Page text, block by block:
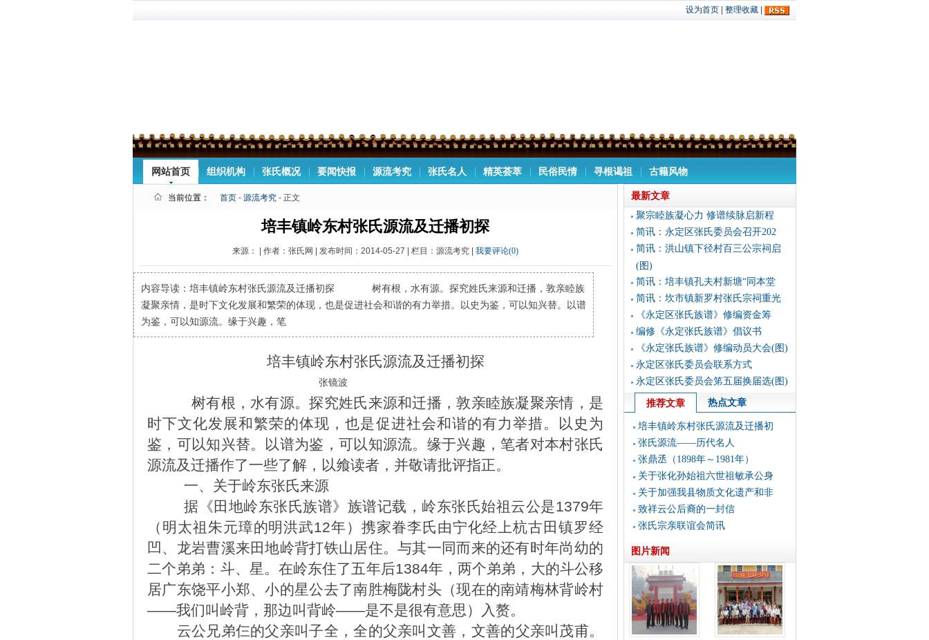
设为首页 整理收藏
网站首页 组织机构 张氏概况 要闻快报 源流考究 张氏名人 精英荟萃 民俗民情 寻根谒祖 古籍风物
当前位置： 首页 - 源流考究 - 正文
培丰镇岭东村张氏源流及迁播初探
来源： | 作者：张氏网 | 发布时间：2014-05-27 | 栏目：源流考究 | 我要评论(0)
内容导读：培丰镇岭东村张氏源流及迁播初探 树有根，水有源。探究姓氏来源和迁播，敦亲睦族
凝聚亲情，是时下文化发展和繁荣的体现，也是促进社会和谐的有力举措。以史为鉴，可以知兴替。以谱
为鉴，可以知源流。缘于兴趣，笔
培丰镇岭东村张氏源流及迁播初探
张镜波
树有根，水有源。探究姓氏来源和迁播，敦亲睦族凝聚亲情，是
时下文化发展和繁荣的体现，也是促进社会和谐的有力举措。以史为
鉴，可以知兴替。以谱为鉴，可以知源流。缘于兴趣，笔者对本村张氏
源流及迁播作了一些了解，以飨读者，并敬请批评指正。
一、关于岭东张氏来源
据《田地岭东张氏族谱》族谱记载，岭东张氏始祖云公是1379年
（明太祖朱元璋的明洪武12年）携家眷李氏由宁化经上杭古田镇罗经
凹、龙岩曹溪来田地岭背打铁山居住。与其一同而来的还有时年尚幼的
二个弟弟：斗、星。在岭东住了五年后1384年，两个弟弟，大的斗公移
居广东饶平小郑、小的星公去了南胜梅陇村头（现在的南靖梅林背岭村
——我们叫岭背，那边叫背岭——是不是很有意思）入赘。
云公兄弟仨的父亲叫子全，全的父亲叫文善，文善的父亲叫茂甫。
最新文章
聚宗睦族凝心力 修谱续脉启新程
简讯：永定区张氏委员会召开202
简讯：洪山镇下径村百三公宗祠启
(图)
简讯：培丰镇孔夫村新塘“同本堂
简讯：坎市镇新罗村张氏宗祠重光
《永定区张氏族谱》修编资金筹
编修《永定张氏族谱》倡议书
《永定张氏族谱》修编动员大会(图)
永定区张氏委员会联系方式
永定区张氏委员会笫五届换届选(图)
推荐文章 热点文章
培丰镇岭东村张氏源流及迁播初
张氏源流——历代名人
张鼎丞（1898年～1981年）
关于张化孙始祖六世祖敏承公身
关于加强我县物质文化遗产和非
致祥云公后裔的一封信
张氏宗亲联谊会简讯
图片新闻